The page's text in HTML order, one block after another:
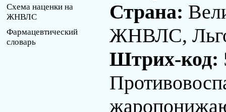
Схема наценки на
ЖНВЛС
Фармацевтический
словарь
Страна:
ЖНВЛС,
Штрих-код: